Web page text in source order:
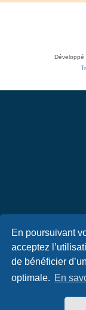
En poursuivant
acceptez
de bénéficier
optimale. En
Développé